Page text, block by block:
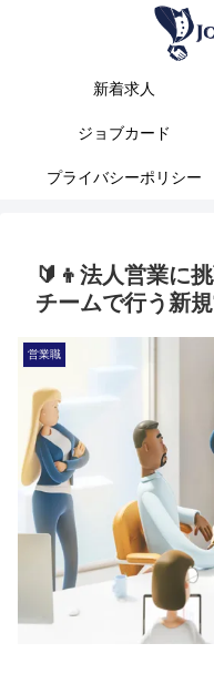
新着求人
ジョブカード
プライバシーポリシー
🔰👦法人営業に
チームで行う新
営業職